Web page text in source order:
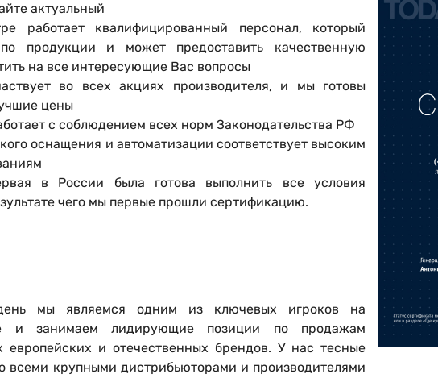
актуальный
работает квалифицированный персонал, который
продукции и может предоставить качественную
на все интересующие Вас вопросы
во всех акциях производителя, и мы готовы
цены
с соблюдением всех норм Законодательства РФ
оснащения и автоматизации соответствует высоким
в России была готова выполнить все условия
чего мы первые прошли сертификацию.
мы являемся одним из ключевых игроков на
и занимаем лидирующие позиции по продажам
европейских и отечественных брендов. У нас тесные
всеми крупными дистрибьюторами и производителями